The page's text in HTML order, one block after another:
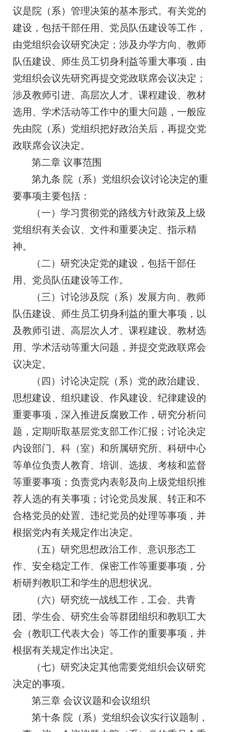
议是院（系）管理决策的基本形式。有关党的
建设，包括干部任用、党员队伍建设等工作，
由党组织会议研究决定；涉及办学方向、教师
队伍建设、师生员工切身利益等重大事项，由
党组织会议先研究再提交党政联席会议决定；
涉及教师引进、高层次人才、课程建设、教材
选用、学术活动等工作中的重大问题，一般应
先由院（系）党组织把好政治关后，再提交党
政联席会议决定。
第二章 议事范围
第九条 院（系）党组织会议讨论决定的重
要事项主要包括：
（一）学习贯彻党的路线方针政策及上级
党组织有关会议、文件和重要决定、指示精
神。
（二）研究决定党的建设，包括干部任
用、党员队伍建设等工作。
（三）讨论涉及院（系）发展方向、教师
队伍建设、师生员工切身利益的重大事项，以
及教师引进、高层次人才、课程建设、教材选
用、学术活动等重大问题，并提交党政联席会
议决定。
（四）讨论决定院（系）党的政治建设、
思想建设、组织建设、作风建设、纪律建设的
重要事项，深入推进反腐败工作，研究分析问
题，定期听取基层党支部工作汇报；讨论决定
内设部门、科（室）和所属研究所、科研中心
等单位负责人教育、培训、选拔、考核和监督
等重要事项；负责党内表彰及向上级党组织推
荐人选的有关事项；讨论党员发展、转正和不
合格党员的处置、违纪党员的处理等事项，并
根据党内有关规定作出决定。
（五）研究思想政治工作、意识形态工
作、安全稳定工作、保密工作等重要事项，分
析研判教职工和学生的思想状况。
（六）研究统一战线工作，工会、共青
团、学生会、研究生会等群团组织和教职工大
会（教职工代表大会）等工作的重要事项，并
根据有关规定作出决定。
（七）研究决定其他需要党组织会议研究
决定的事项。
第三章 会议议题和会议组织
第十条 院（系）党组织会议实行议题制，